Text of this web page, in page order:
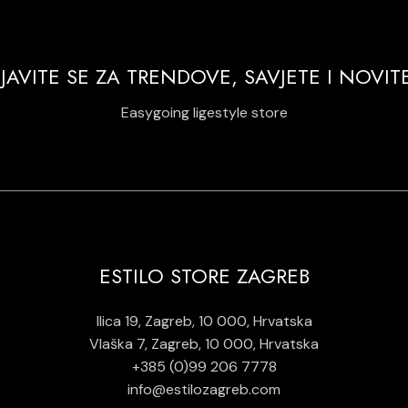
SE ZA TRENDOVE, SAVJETE I
Easygoing ligestyle store
ESTILO STORE ZAGREB
Ilica 19, Zagreb, 10 000, Hrvatska
Vlaška 7, Zagreb, 10 000, Hrvatska
+385 (0)99 206 7778
info@estilozagreb.com